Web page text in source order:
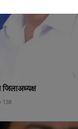
जिलाअध्यक्ष
138